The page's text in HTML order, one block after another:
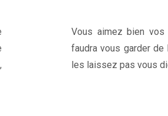
Vous aimez bien
faudra vous garder de
les laissez pas vous